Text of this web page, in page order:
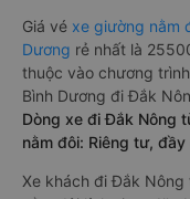
Giá vé xe giường nằm
Dương rẻ nhất là
thuộc vào chương
Bình Dương đi Đắk
Dòng xe đi Đắk Nông
nằm đôi: Riêng tư,
Xe khách đi Đắk Nông